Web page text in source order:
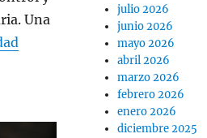
Una
julio 2026
junio 2026
mayo 2026
abril 2026
marzo 2026
febrero 2026
enero 2026
diciembre 2025